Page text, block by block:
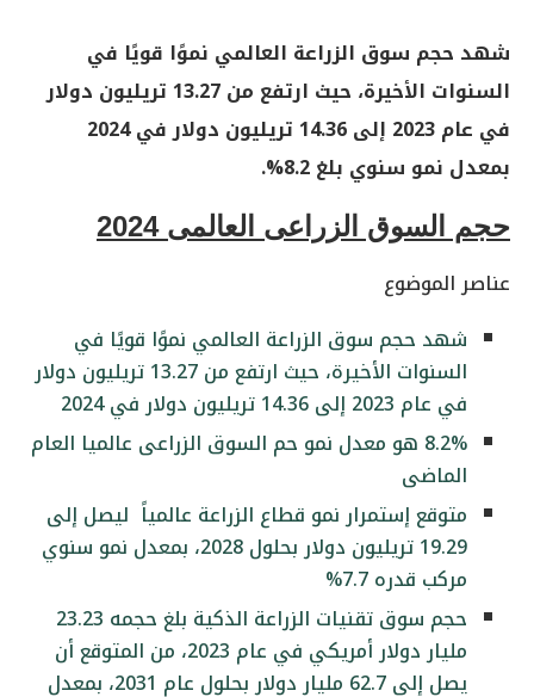
شهد حجم سوق الزراعة العالمي نموًا قويًا في
السنوات الأخيرة، حيث ارتفع من 13.27 تريليون دولار
في عام 2023 إلى 14.36 تريليون دولار في 2024
بمعدل نمو سنوي بلغ 8.2%.
حجم السوق الزراعى العالمى 2024
عناصر الموضوع
شهد حجم سوق الزراعة العالمي نموًا قويًا في
السنوات الأخيرة، حيث ارتفع من 13.27 تريليون دولار
في عام 2023 إلى 14.36 تريليون دولار في 2024
8.2% هو معدل نمو حم السوق الزراعى عالميا العام
الماضى
متوقع إستمرار نمو قطاع الزراعة عالمياً ليصل إلى
19.29 تريليون دولار بحلول 2028، بمعدل نمو سنوي
مركب قدره 7.7%
حجم سوق تقنيات الزراعة الذكية بلغ حجمه 23.23
مليار دولار أمريكي في عام 2023، من المتوقع أن
يصل إلى 62.7 مليار دولار بحلول عام 2031، بمعدل